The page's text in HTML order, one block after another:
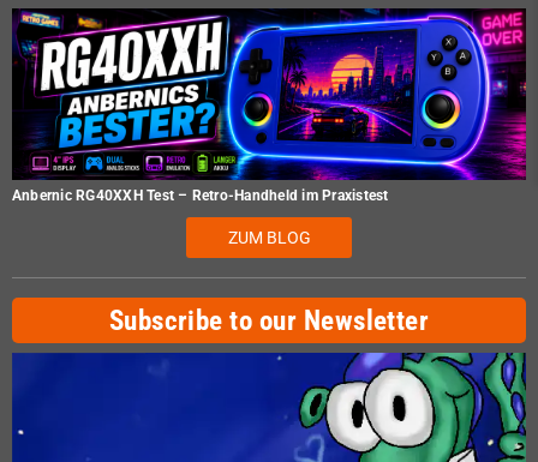
Anbernic RG40XXH Test – Retro-Handheld im Praxistest
ZUM BLOG
Subscribe to our Newsletter